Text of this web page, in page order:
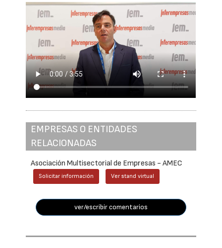
EMPRESAS O ENTIDADES
RELACIONADAS
Asociación Multisectorial de Empresas - AMEC
Solicitar información Ver stand virtual
ver/escribir comentarios